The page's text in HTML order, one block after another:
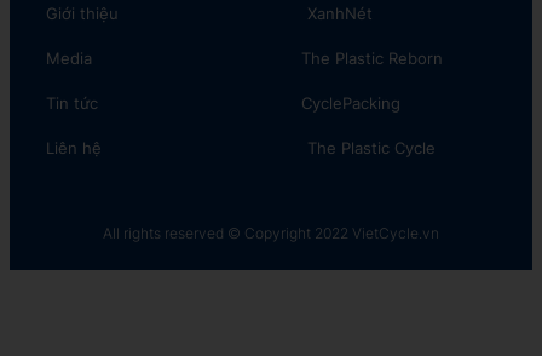
Giới thiệu
Media
Tin tức
Liên hệ
XanhNét
The Plastic Reborn
CyclePacking
The Plastic Cycle​
All rights reserved © Copyright 2022 VietCycle.vn